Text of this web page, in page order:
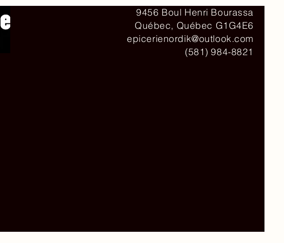
9456 Boul Henri Bourassa
Québec, Québec G1G4E6
epicerienordik@outlook.com
(581) 984-8821